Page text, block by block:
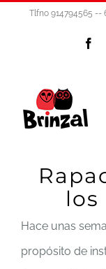
Tlfno 914794565 --
Hace unas
propósito de